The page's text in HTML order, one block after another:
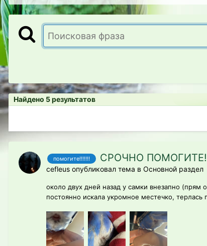
Найдено 5 результатов
помогите!!!!!!! СРОЧНО ПОМОГИТЕ!
cefleus опубликовал тема в Основной раздел
около двух дней назад у самки внезапно
постоянно искала укромное местечко,